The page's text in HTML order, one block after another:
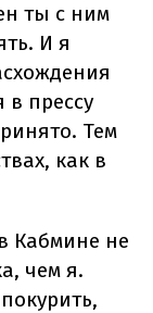
ты с ним
И я
в прессу
Тем
как в
Кабмине не
чем я.